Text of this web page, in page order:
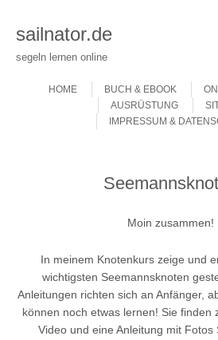
sailnator.de
segeln lernen online
MenuHOME
BUCH & EBOOK
AUSRÜSTUNG
IMPRESSUM &
Moin zusammen!
In meinem Knotenkurs zeige und
wichtigsten Seemannsknoten
Anleitungen richten sich an Anfänger,
können noch etwas lernen! Sie finden
Video und eine Anleitung mit Fotos